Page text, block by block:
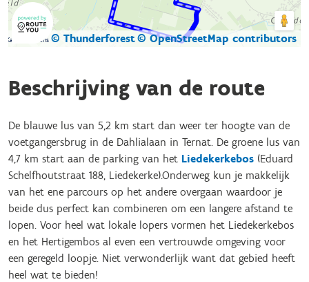
Kaartgegevens © Thunderforest© OpenStreetMap contributors
Beschrijving van de route
De blauwe lus van 5,2 km start dan weer ter hoogte van de
voetgangersbrug in de Dahlialaan in Ternat. De groene lus van
4,7 km start aan de parking van het Liedekerkebos (Eduard
Schelfhoutstraat 188, Liedekerke).Onderweg kun je makkelijk
van het ene parcours op het andere overgaan waardoor je
beide dus perfect kan combineren om een langere afstand te
lopen. Voor heel wat lokale lopers vormen het Liedekerkebos
en het Hertigembos al even een vertrouwde omgeving voor
een geregeld loopje. Niet verwonderlijk want dat gebied heeft
heel wat te bieden!